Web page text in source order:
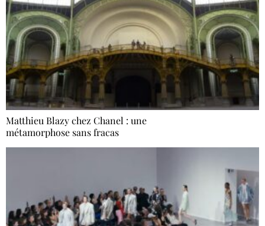
Matthieu Blazy chez Chanel : une
métamorphose sans fracas